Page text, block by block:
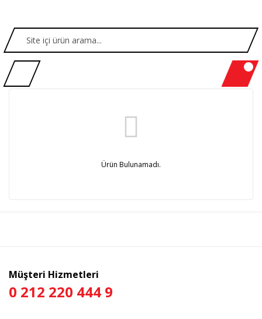
Ürün Bulunamadı.
Müşteri Hizmetleri
0 212 220 444 9